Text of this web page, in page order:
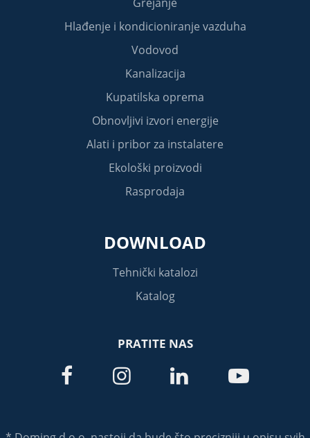
Hlađenje i kondicioniranje vazduha
Vodovod
Kanalizacija
Kupatilska oprema
Obnovljivi izvori energije
Alati i pribor za instalatere
Ekološki proizvodi
Rasprodaja
DOWNLOAD
Tehnički katalozi
Katalog
PRATITE NAS
   